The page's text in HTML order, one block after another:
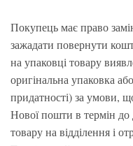
Покупець має право
зажадати повернути
на упаковці товару
оригінальна упаковка
придатності) за умови,
Нової пошти в термін до
товару на відділення і